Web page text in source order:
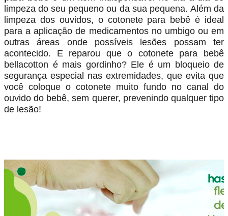
limpeza do seu pequeno ou da sua pequena. Além da
limpeza dos ouvidos, o cotonete para bebê é ideal
para a aplicação de medicamentos no umbigo ou em
outras áreas onde possíveis lesões possam ter
acontecido. E reparou que o cotonete para bebê
bellacotton é mais gordinho? Ele é um bloqueio de
segurança especial nas extremidades, que evita que
você coloque o cotonete muito fundo no canal do
ouvido do bebê, sem querer, prevenindo qualquer tipo
de lesão!